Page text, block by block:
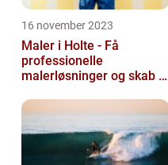
16 november 2023
Maler i Holte - Få
professionelle
malerløsninger og skab et